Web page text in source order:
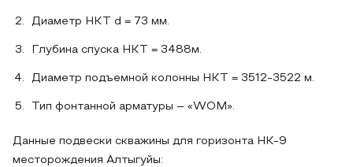
Диаметр НКТ d = 73 мм.
Глубина спуска НКТ = 3488м.
Диаметр подъемной колонны НКТ = 3512-3522 м.
Тип фонтанной арматуры – «WOM».
Данные подвески скважины для горизонта НК-9
месторождения Алтыгуйы: